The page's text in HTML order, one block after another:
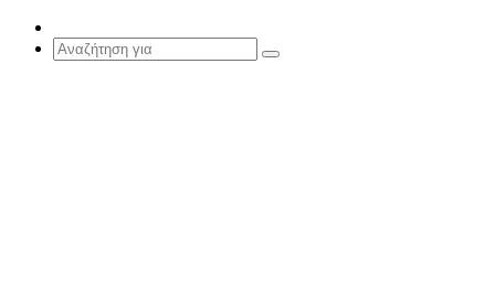
Article
Αναζήτηση